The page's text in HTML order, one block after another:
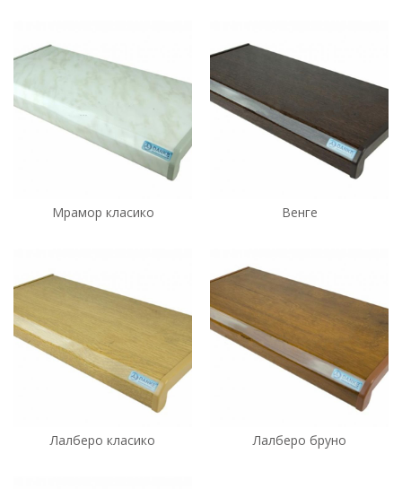
Мрамор класико Венге
Лалберо класико Лалберо бруно